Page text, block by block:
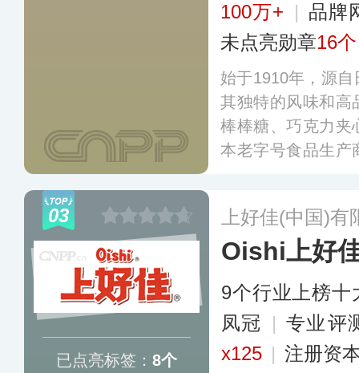
100万+ | 品牌
未点亮勋章16个
始于1910年，源
其独特的风味和高
棒棒糖、巧克力夹
本老字号食品生产
饭店的运营、不动
个领域。
更多
03
已点亮标签： 8个
上好佳(中国)有
Oishi上好
9个行业上榜十
凤冠 | 专业​评
x125 | 注册资